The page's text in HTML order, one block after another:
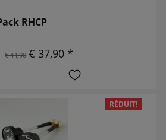
RHCP
€ 44,90 € 37,90 *
RÉDUIT!